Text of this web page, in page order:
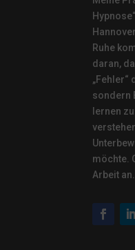
Ruhe
daran,
„Fehler“
sondern
lernen
möchte.
Arbeit an.